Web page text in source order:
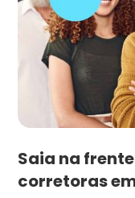
Saia na
corretoras